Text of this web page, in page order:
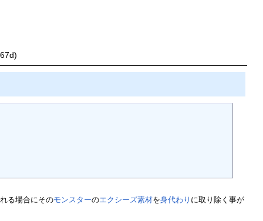
る場合にそのモンスターのエクシーズ素材を身代わり に取り除く事が